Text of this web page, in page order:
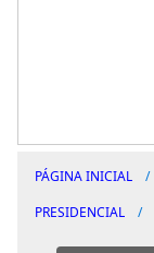
PÁGINA INICIAL
PRESIDENCIAL